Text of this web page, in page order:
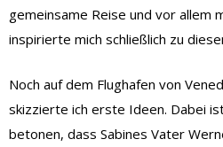
gemeinsame Reise und vor allem
inspirierte mich schließlich zu
Noch auf dem Flughafen von
skizzierte ich erste Ideen. Dabei
betonen, dass Sabines Vater